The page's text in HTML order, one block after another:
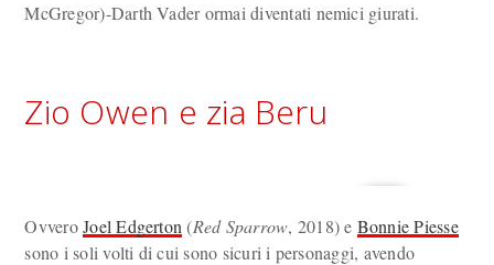
McGregor)-Darth Vader ormai diventati nemici giurati.
Zio Owen e zia Beru
OvveroJoel Edgerton (Red Sparrow, 2018) e Bonnie Piesse
sono i soli volti di cui sono sicuri i personaggi, avendo